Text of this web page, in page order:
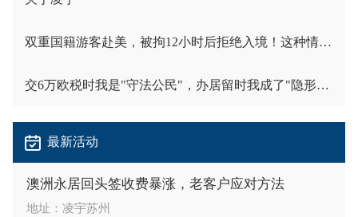
双重国籍游客赴美，被拘12小时后拒绝入境！这种情况已经不是个案
交6万欧税时我是"守法公民"，办居留时我成了"隐形人"
最新活动
澳洲永居回头签收费暴涨，老客户应对方法
地址：凌宇苏州